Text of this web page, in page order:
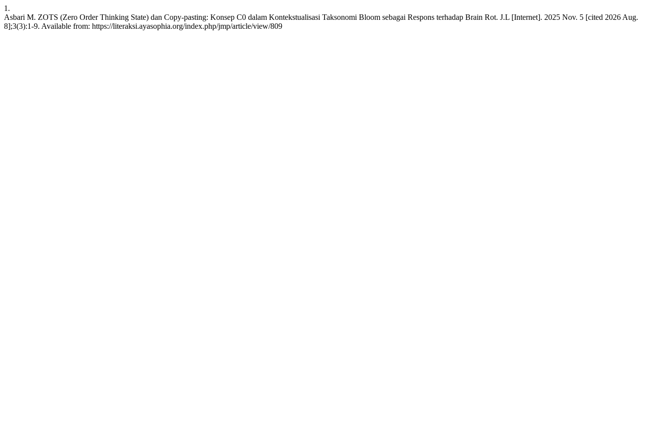
1.
Asbari M. ZOTS (Zero Order Thinking State) dan Copy-pasting: Konsep C0 dalam Kontekstualisasi Taksonomi Bloom sebagai Respons terhadap Brain Rot. J.L [Internet]. 2025 Nov. 5 [cited 2026 Aug.
8];3(3):1-9. Available from: https://literaksi.ayasophia.org/index.php/jmp/article/view/809